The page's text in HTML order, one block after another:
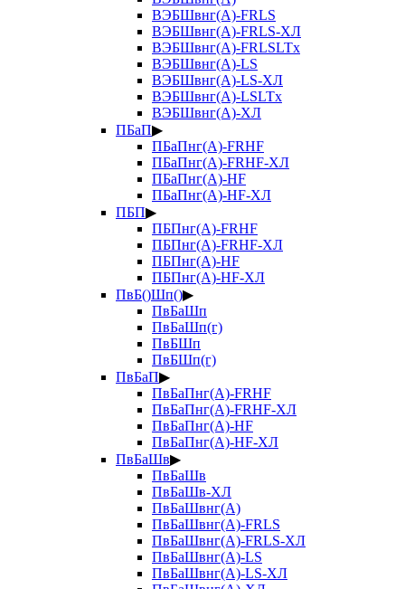
ВЭБШвнг(А)-FRLS
ВЭБШвнг(А)-FRLS-ХЛ
ВЭБШвнг(А)-FRLSLTx
ВЭБШвнг(А)-LS
ВЭБШвнг(А)-LS-ХЛ
ВЭБШвнг(А)-LSLTx
ВЭБШвнг(А)-ХЛ
ПБаП▶
ПБаПнг(А)-FRHF
ПБаПнг(А)-FRHF-ХЛ
ПБаПнг(А)-HF
ПБаПнг(А)-HF-ХЛ
ПБП▶
ПБПнг(А)-FRHF
ПБПнг(А)-FRHF-ХЛ
ПБПнг(А)-HF
ПБПнг(А)-HF-ХЛ
ПвБ()Шп()▶
ПвБаШп
ПвБаШп(г)
ПвБШп
ПвБШп(г)
ПвБаП▶
ПвБаПнг(А)-FRHF
ПвБаПнг(А)-FRHF-ХЛ
ПвБаПнг(А)-HF
ПвБаПнг(А)-HF-ХЛ
ПвБаШв▶
ПвБаШв
ПвБаШв-ХЛ
ПвБаШвнг(А)
ПвБаШвнг(А)-FRLS
ПвБаШвнг(А)-FRLS-ХЛ
ПвБаШвнг(А)-LS
ПвБаШвнг(А)-LS-ХЛ